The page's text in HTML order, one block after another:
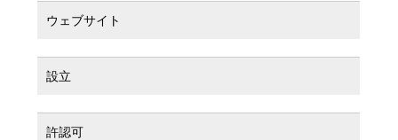
ウェブサイト
設立
許認可